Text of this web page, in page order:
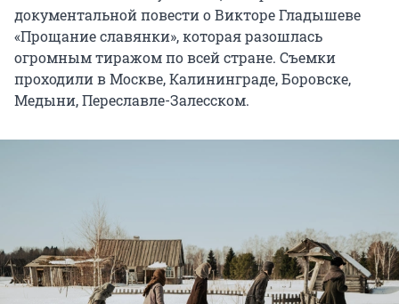
документальной повести о Викторе Гладышеве
«Прощание славянки», которая разошлась
огромным тиражом по всей стране. Съемки
проходили в Москве, Калининграде, Боровске,
Медыни, Переславле-Залесском.